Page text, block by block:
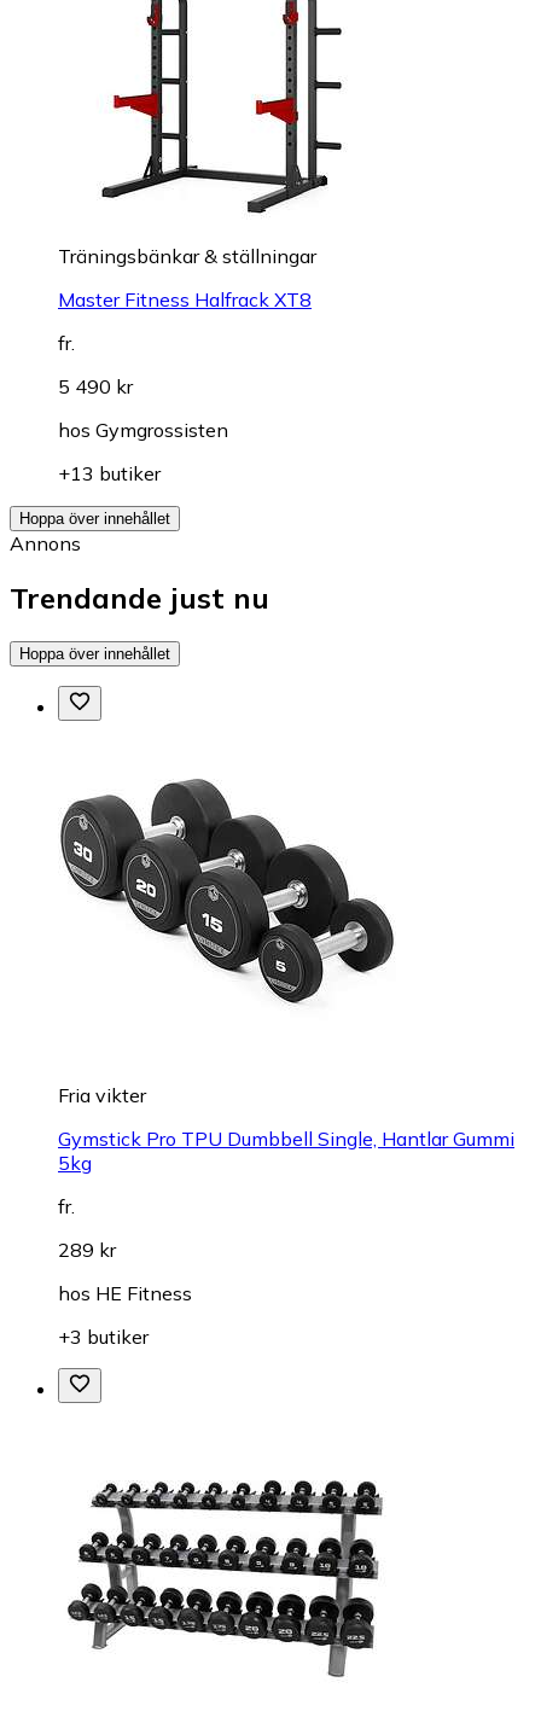
Träningsbänkar & ställningar
Master Fitness Halfrack XT8
fr.
5 490 kr
hos Gymgrossisten
+13 butiker
Hoppa över innehållet
Annons
Trendande just nu
Hoppa över innehållet
Fria vikter
Gymstick Pro TPU Dumbbell Single, Hantlar Gummi
5kg
fr.
289 kr
hos HE Fitness
+3 butiker